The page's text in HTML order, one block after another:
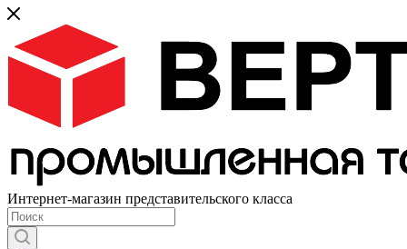
Интернет-магазин представительского класса